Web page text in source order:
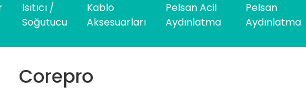
Isıtıcı /
Soğutucu
Kablo
Aksesuarları
Pelsan Acil
Aydınlatma
Pelsan
Aydınlatma
Corepro